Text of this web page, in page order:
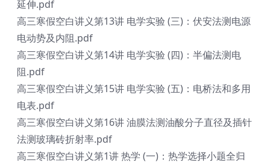
延伸.pdf
高三寒假空白讲义第13讲 电学实验 (三)：伏安法测电源
电动势及内阻.pdf
高三寒假空白讲义第14讲 电学实验 (四)：半偏法测电
阻.pdf
高三寒假空白讲义第15讲 电学实验 (五)：电桥法和多用
电表.pdf
高三寒假空白讲义第16讲 油膜法测油酸分子直径及插针
法测玻璃砖折射率.pdf
高三寒假空白讲义第1讲 热学 (一)：热学选择小题全归